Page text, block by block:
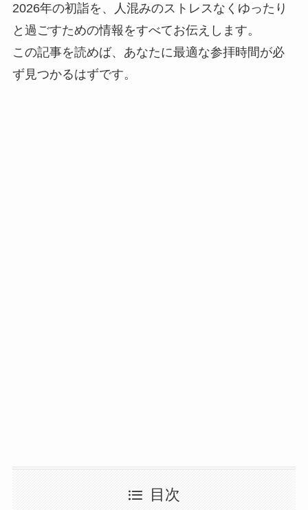
2026年の初詣を、人混みのストレスなくゆったり
と過ごすための情報をすべてお伝えします。
この記事を読めば、あなたに最適な参拝時間が必
ず見つかるはずです。
目次